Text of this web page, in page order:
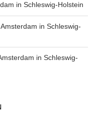
in Schleswig-Holstein
in Schleswig-
in Schleswig-